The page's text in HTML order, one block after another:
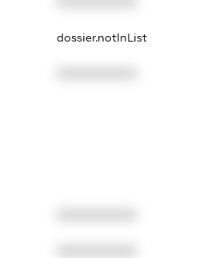
dossier.notInList